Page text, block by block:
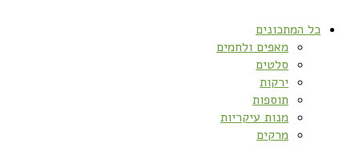
כל המתכונים
מאפים ולחמים
סלטים
ירקות
תוספות
מנות עיקריות
מרקים